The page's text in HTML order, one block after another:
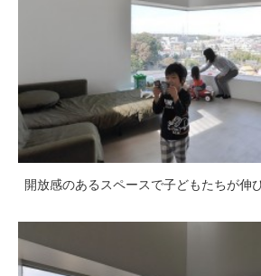
開放感のあるスペースで子どもたちが伸